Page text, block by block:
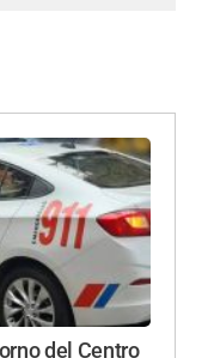
del Centro